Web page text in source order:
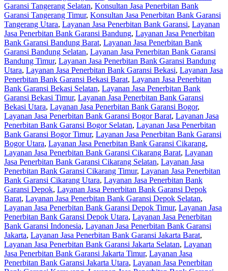
Garansi Tangerang Selatan, Konsultan Jasa Penerbitan Bank
Garansi Tangerang Timur, Konsultan Jasa Penerbitan Bank Garansi
Tangerang Utara, Layanan Jasa Penerbitan Bank Garansi, Layanan
Jasa Penerbitan Bank Garansi Bandung, Layanan Jasa Penerbitan
Bank Garansi Bandung Barat, Layanan Jasa Penerbitan Bank
Garansi Bandung Selatan, Layanan Jasa Penerbitan Bank Garansi
Bandung Timur, Layanan Jasa Penerbitan Bank Garansi Bandung
Utara, Layanan Jasa Penerbitan Bank Garansi Bekasi, Layanan Jasa
Penerbitan Bank Garansi Bekasi Barat, Layanan Jasa Penerbitan
Bank Garansi Bekasi Selatan, Layanan Jasa Penerbitan Bank
Garansi Bekasi Timur, Layanan Jasa Penerbitan Bank Garansi
Bekasi Utara, Layanan Jasa Penerbitan Bank Garansi Bogor,
Layanan Jasa Penerbitan Bank Garansi Bogor Barat, Layanan Jasa
Penerbitan Bank Garansi Bogor Selatan, Layanan Jasa Penerbitan
Bank Garansi Bogor Timur, Layanan Jasa Penerbitan Bank Garansi
Bogor Utara, Layanan Jasa Penerbitan Bank Garansi Cikarang,
Layanan Jasa Penerbitan Bank Garansi Cikarang Barat, Layanan
Jasa Penerbitan Bank Garansi Cikarang Selatan, Layanan Jasa
Penerbitan Bank Garansi Cikarang Timur, Layanan Jasa Penerbitan
Bank Garansi Cikarang Utara, Layanan Jasa Penerbitan Bank
Garansi Depok, Layanan Jasa Penerbitan Bank Garansi Depok
Barat, Layanan Jasa Penerbitan Bank Garansi Depok Selatan,
Layanan Jasa Penerbitan Bank Garansi Depok Timur, Layanan Jasa
Penerbitan Bank Garansi Depok Utara, Layanan Jasa Penerbitan
Bank Garansi Indonesia, Layanan Jasa Penerbitan Bank Garansi
Jakarta, Layanan Jasa Penerbitan Bank Garansi Jakarta Barat,
Layanan Jasa Penerbitan Bank Garansi Jakarta Selatan, Layanan
Jasa Penerbitan Bank Garansi Jakarta Timur, Layanan Jasa
Penerbitan Bank Garansi Jakarta Utara, Layanan Jasa Penerbitan